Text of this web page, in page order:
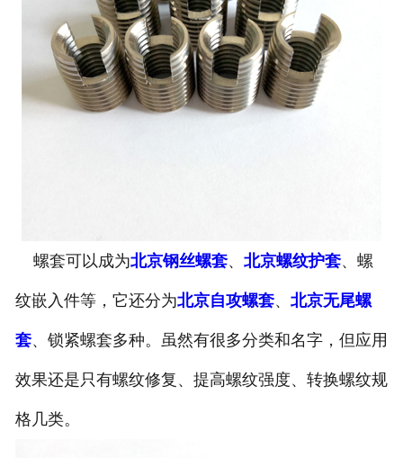
联系我们
螺套可以成为北京钢丝螺套、 北京螺纹护套、螺
纹嵌入件等，它还分为北京自攻螺套、 北京无尾螺
套、锁紧螺套多种。虽然有很多分类和名字，但应用
效果还是只有螺纹修复、提高螺纹强度、转换螺纹规
格几类。